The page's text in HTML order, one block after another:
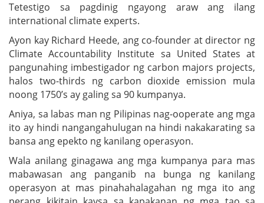
Tetestigo sa pagdinig ngayong araw ang ilang
international climate experts.
Ayon kay Richard Heede, ang co-founder at director ng
Climate Accountability Institute sa United States at
pangunahing imbestigador ng carbon majors projects,
halos two-thirds ng carbon dioxide emission mula
noong 1750’s ay galing sa 90 kumpanya.
Aniya, sa labas man ng Pilipinas nag-ooperate ang mga
ito ay hindi nangangahulugan na hindi nakakarating sa
bansa ang epekto ng kanilang operasyon.
Wala anilang ginagawa ang mga kumpanya para mas
mabawasan ang panganib na bunga ng kanilang
operasyon at mas pinahahalagahan ng mga ito ang